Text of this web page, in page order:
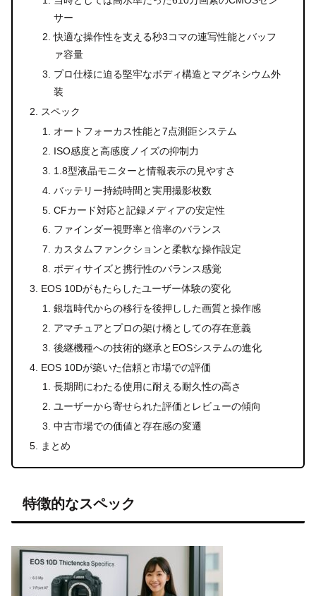
サー
快適な操作性を支える秒3コマの連写性能とバッフ
ァ容量
プロ仕様に迫る堅牢なボディ構造とマグネシウム外
装
スペック
オートフォーカス性能と7点測距システム
ISO感度と高感度ノイズの抑制力
1.8型液晶モニターと情報表示の見やすさ
バッテリー持続時間と実用撮影枚数
CFカード対応と記録メディアの安定性
ファインダー視野率と倍率のバランス
カスタムファンクションと柔軟な操作設定
ボディサイズと携行性のバランス感覚
EOS 10Dがもたらしたユーザー体験の変化
銀塩時代からの移行を後押しした画質と操作感
アマチュアとプロの架け橋としての存在意義
後継機種への技術的継承とEOSシステムの進化
EOS 10Dが築いた信頼と市場での評価
長期間にわたる使用に耐える耐久性の高さ
ユーザーから寄せられた評価とレビューの傾向
中古市場での価値と存在感の変遷
まとめ
特徴的なスペック